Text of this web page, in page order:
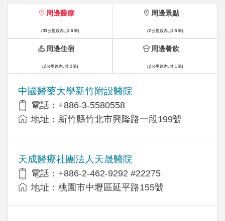
周邊醫療
(30 公里以內, 共 6 筆)
中國醫藥大學新竹附設醫院
電話：+886-3-5580558
地址：新竹縣竹北市興隆路一段199號
天成醫療社團法人天晟醫院
電話：+886-2-462-9292 #22275
地址：桃園市中壢區延平路155號
周邊景點
(2 公里以內, 共 5 筆)
周邊住宿
(2 公里以內, 共 2 筆)
周邊餐飲
(2 公里以內, 共 1 筆)